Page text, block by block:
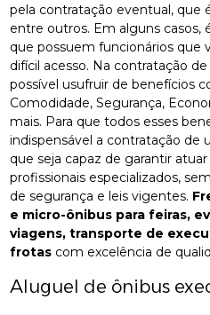
pela contratação eventual, que
entre outros. Em alguns casos,
que possuem funcionários que
difícil acesso. Na contratação
possível usufruir de benefícios
Comodidade, Segurança,
mais. Para que todos esses
indispensável a contratação de
que seja capaz de garantir
profissionais especializados,
de segurança e leis vigentes.
e micro-ônibus para feiras,
viagens, transporte de
frotas com excelência de
Aluguel de ônibus